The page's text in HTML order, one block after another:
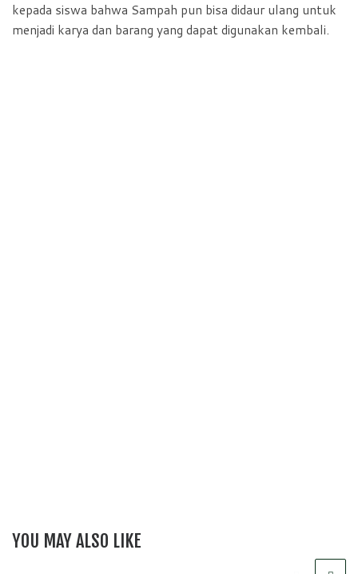
kepada siswa bahwa Sampah pun bisa didaur ulang untuk
menjadi karya dan barang yang dapat digunakan kembali.
YOU MAY ALSO LIKE